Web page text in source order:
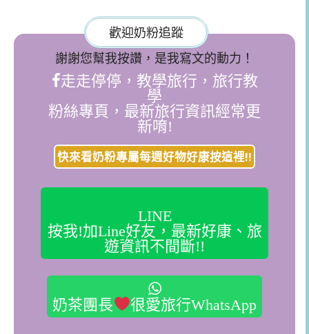
歡迎奶粉追蹤
謝謝您幫我按讚，是我寫文的動力！
走走停停，教學旅行，旅行教
學
粉絲專頁，最新旅行資訊經常更
新唷!
快來看奶粉專屬每週好物好康按這裡!!
LINE
按我!加Line好友，最新好康、旅
遊資訊不間斷!!
奶茶團長 很愛旅行WhatsApp